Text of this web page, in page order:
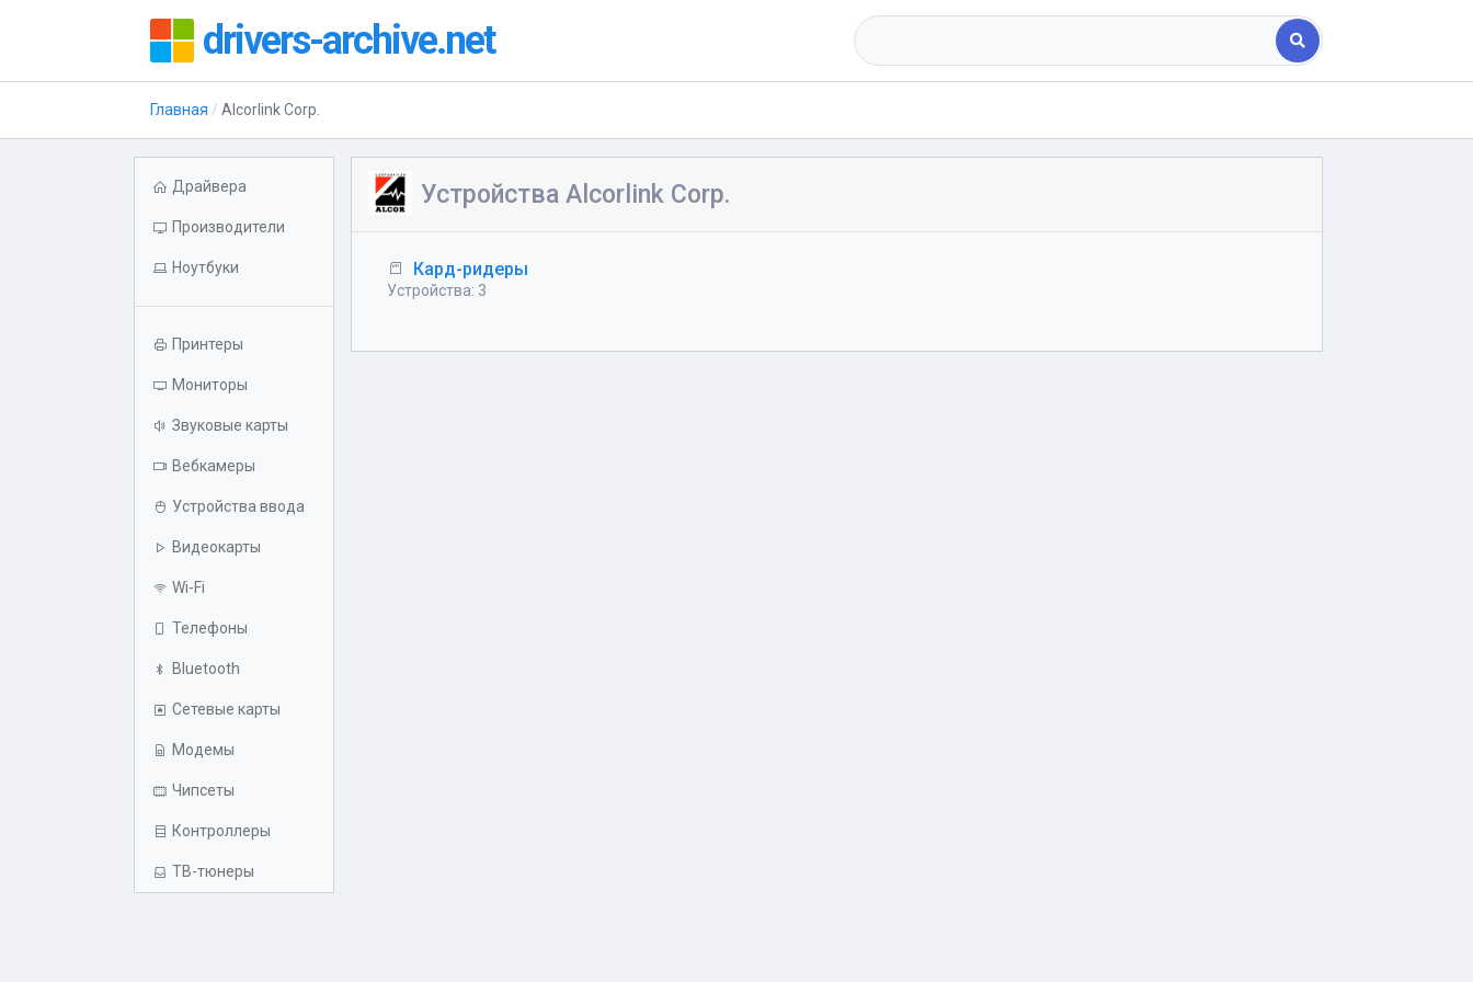
drivers-archive.net
Главная Alcorlink Corp.
Драйвера
Производители
Ноутбуки
Принтеры
Мониторы
Звуковые карты
Вебкамеры
Устройства ввода
Видеокарты
Wi-Fi
Телефоны
Bluetooth
Сетевые карты
Модемы
Чипсеты
Контроллеры
ТВ-тюнеры
Устройства Alcorlink Corp.
Кард-ридеры
Устройства: 3